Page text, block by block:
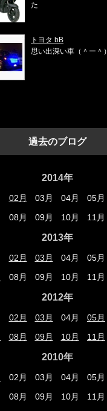
た
トヨタ bB
思い出深い車（＾ー＾）
過去のブログ
2014年
02月 03月 04月 05月
08月 09月 10月 11月
2013年
02月 03月 04月 05月
08月 09月 10月 11月
2012年
02月 03月 04月 05月
08月 09月 10月 11月
2010年
02月 03月 04月 05月
08月 09月 10月 11月